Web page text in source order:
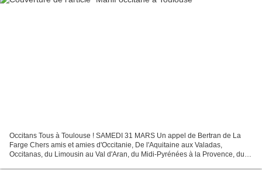
Occitans Tous à Toulouse ! SAMEDI 31 MARS Un appel de Bertran de La
Farge Chers amis et amies d'Occitanie, De l'Aquitaine aux Valadas,
Occitanas, du Limousin au Val d'Aran, du Midi-Pyrénées à la Provence, du